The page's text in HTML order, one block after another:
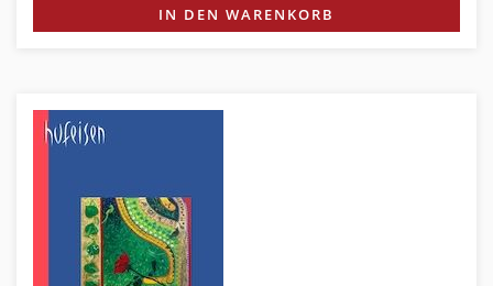
IN DEN WARENKORB